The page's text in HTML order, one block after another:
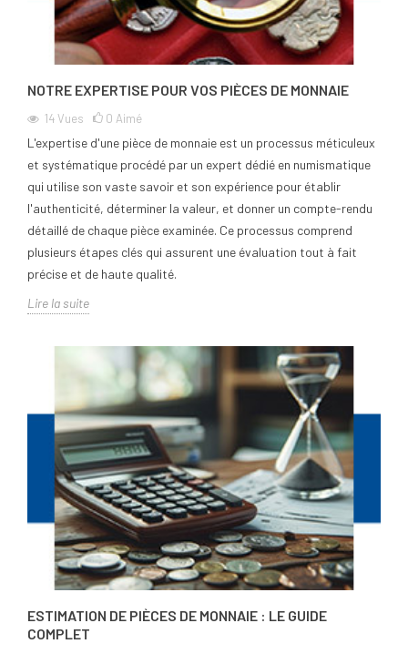
NOTRE EXPERTISE POUR VOS PIÈCES DE MONNAIE
14Vues 0 Aimé
L'expertise d'une pièce de monnaie est un processus méticuleux
et systématique procédé par un expert dédié en numismatique
qui utilise son vaste savoir et son expérience pour établir
l'authenticité, déterminer la valeur, et donner un compte-rendu
détaillé de chaque pièce examinée. Ce processus comprend
plusieurs étapes clés qui assurent une évaluation tout à fait
précise et de haute qualité.
Lire la suite
ESTIMATION DE PIÈCES DE MONNAIE : LE GUIDE
COMPLET